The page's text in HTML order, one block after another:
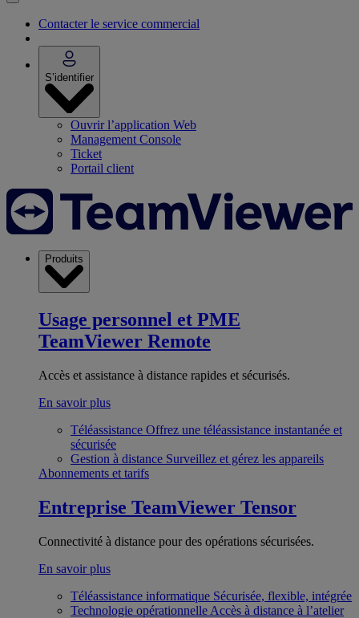
Contacter le service commercial
S’identifier
Ouvrir l’application Web
Management Console
Ticket
Portail client
Produits
Usage personnel et PME
TeamViewer Remote
Accès et assistance à distance rapides et sécurisés.
En savoir plus
Téléassistance Offrez une téléassistance instantanée et
sécurisée
Gestion à distance Surveillez et gérez les appareils
Abonnements et tarifs
Entreprise TeamViewer Tensor
Connectivité à distance pour des opérations sécurisées.
En savoir plus
Téléassistance informatique Sécurisée, flexible, intégrée
Technologie opérationnelle Accès à distance à l’atelier